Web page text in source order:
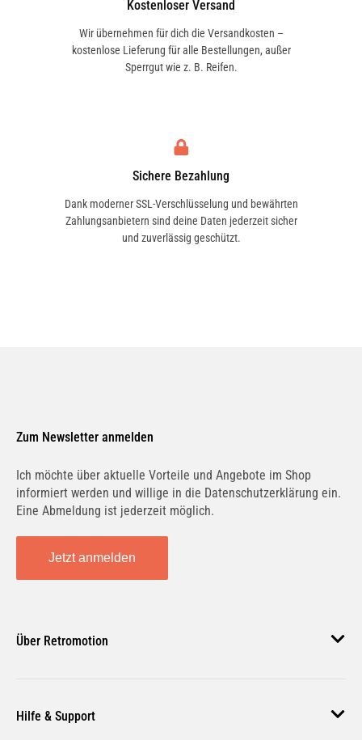
Kostenloser Versand
Wir übernehmen für dich die Versandkosten –
kostenlose Lieferung für alle Bestellungen, außer
Sperrgut wie z. B. Reifen.
Sichere Bezahlung
Dank moderner SSL-Verschlüsselung und bewährten
Zahlungsanbietern sind deine Daten jederzeit sicher
und zuverlässig geschützt.
Zum Newsletter anmelden
Ich möchte über aktuelle Vorteile und Angebote im Shop
informiert werden und willige in die Datenschutzerklärung ein.
Eine Abmeldung ist jederzeit möglich.
Jetzt anmelden
Über Retromotion
Unsere Jobs
Hilfe & Support